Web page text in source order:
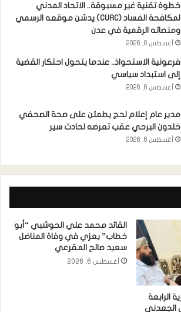
خطوة تقنية غير مسبوقة.. الاتحاد المدني
لمكافحة الفساد (CUAC) يدشن موقعه الرسمي
ومنصاته الرقمية في عدن
أغسطس 6, 2026
فرعونية الاستحواذ.. عندما يتحول احتكار القضية
إلى استبداد سياسي
أغسطس 6, 2026
مدير عام إعلام لحج يطمئن على صحة الصحفي
خلدون البرحي عقب تعرضه لحادث سير
أغسطس 6, 2026
الرابعة
الجعدني
القائد محمد علي الحوشبي “أبو
خطاب” يعزي في وفاة المناضل
سعيد صالح المقرعي
أغسطس 6, 2026